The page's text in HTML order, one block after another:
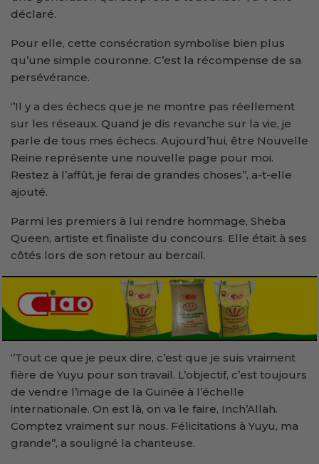
déclaré.
Pour elle, cette consécration symbolise bien plus
qu’une simple couronne. C’est la récompense de sa
persévérance.
‘’Il y a des échecs que je ne montre pas réellement
sur les réseaux. Quand je dis revanche sur la vie, je
parle de tous mes échecs. Aujourd’hui, être Nouvelle
Reine représente une nouvelle page pour moi.
Restez à l’affût, je ferai de grandes choses’’, a-t-elle
ajouté.
Parmi les premiers à lui rendre hommage, Sheba
Queen, artiste et finaliste du concours. Elle était à ses
côtés lors de son retour au bercail.
‘’Tout ce que je peux dire, c’est que je suis vraiment
fière de Yuyu pour son travail. L’objectif, c’est toujours
de vendre l’image de la Guinée à l’échelle
internationale. On est là, on va le faire, Inch’Allah.
Comptez vraiment sur nous. Félicitations à Yuyu, ma
grande’’, a souligné la chanteuse.